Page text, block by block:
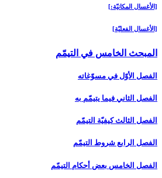
[الأغسال المكانيّة:]
[الأغسال الفعليّة]
المبحث الخامس في التيمّم‏
الفصل الأوّل في مسوّغاته
الفصل الثاني فيما يتيمّم به
الفصل الثالث كيفيّة التيمّم
الفصل الرابع شروط التيمّم‏
الفصل الخامس بعض أحكام التيمّم‏